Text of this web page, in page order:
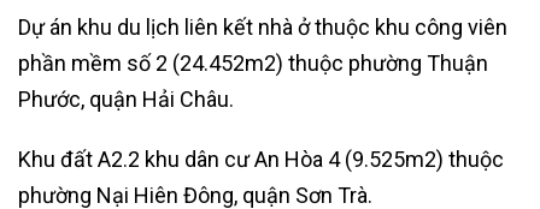
Dự án khu du lịch liên kết nhà ở thuộc khu công viên
phần mềm số 2 (24.452m2) thuộc phường Thuận
Phước, quận Hải Châu.
Khu đất A2.2 khu dân cư An Hòa 4 (9.525m2) thuộc
phường Nại Hiên Đông, quận Sơn Trà.